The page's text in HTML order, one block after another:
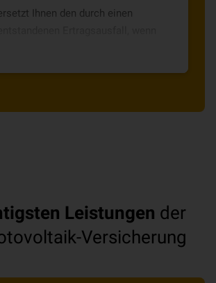
Ihnen den durch einen
Leistungen der
Versicherung